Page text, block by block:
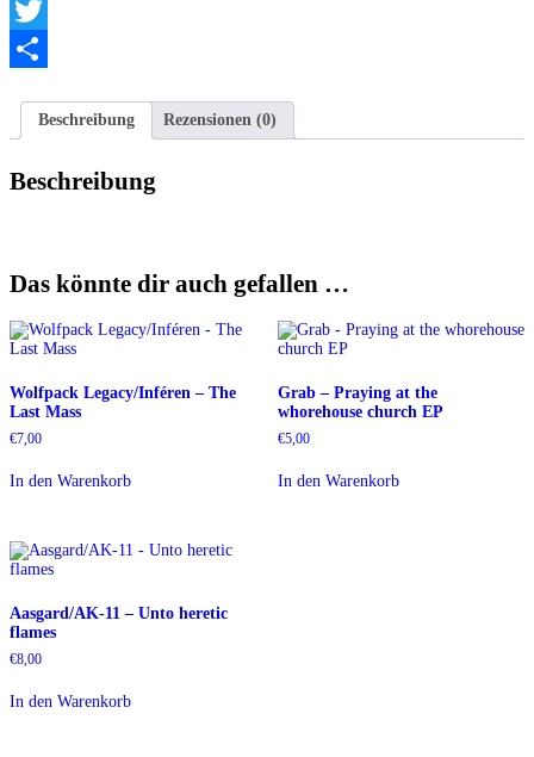
Telegram
Twitter
Beschreibung
Rezensionen (0)
Beschreibung
Das könnte dir auch gefallen …
Wolfpack Legacy/Inféren – The
Last Mass
€7,00
In den Warenkorb
Grab – Praying at the
whorehouse church EP
€5,00
In den Warenkorb
Aasgard/AK-11 – Unto heretic
flames
€8,00
In den Warenkorb